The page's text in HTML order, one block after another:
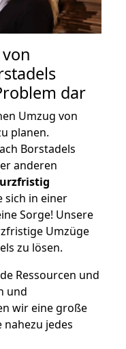
dar
Umzug von
planen.
Borstadels
anderen
sich in einer
Sorge! Unsere
Umzüge
zu lösen.
Ressourcen und
und
wir eine große
jedes